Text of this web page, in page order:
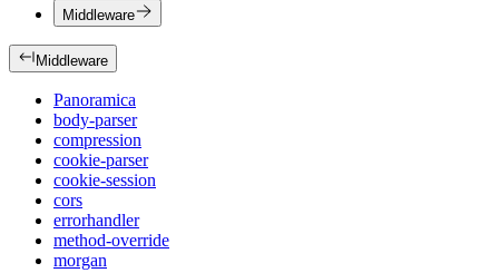
Middleware
Middleware
Panoramica
body-parser
compression
cookie-parser
cookie-session
cors
errorhandler
method-override
morgan